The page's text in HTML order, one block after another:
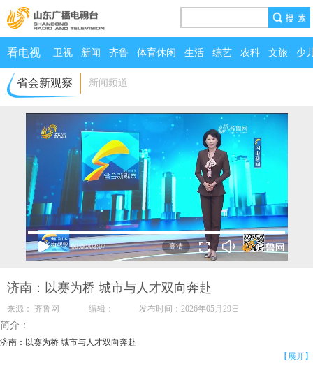
看电视 卫视 新闻 齐鲁 体育休闲 生活 综艺 农科 文旅 少
省会新观察 新闻频道
00:00/03:07
济南：以赛为桥 城市与人才双向奔赴
来源： 齐鲁网 编辑： 发布时间：2026年05月29日
简介：
济南：以赛为桥 城市与人才双向奔赴
【展开】